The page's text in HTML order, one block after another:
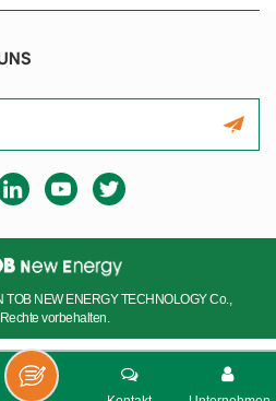
NEW ENERGY TECHNOLOGY Co.,
vorbehalten.